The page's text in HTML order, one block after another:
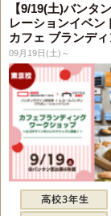
【9/19(土)バンタ
レーションイベン
カフェ ブランデ
09月19日(土)～